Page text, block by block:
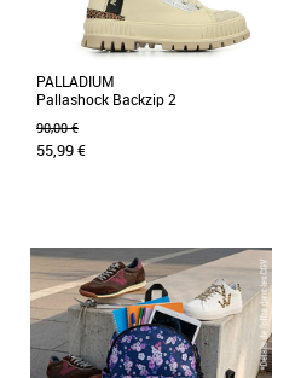
PALLADIUM
Pallashock Backzip 2
90,00 €
55,99 €
36 38
Bottes femme
La Pallashock Backzip 2 est une
sneaker montante féminine qui
rehausse un design intemporel d’une
[...]